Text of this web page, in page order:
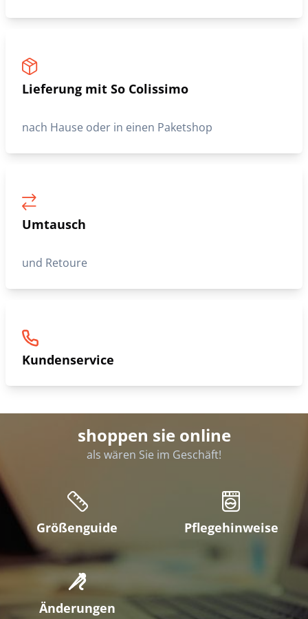
Lieferung mit So Colissimo
nach Hause oder in einen Paketshop
Umtausch
und Retoure
Kundenservice
shoppen sie online
als wären Sie im Geschäft!
Größenguide Pflegehinweise
Änderungen